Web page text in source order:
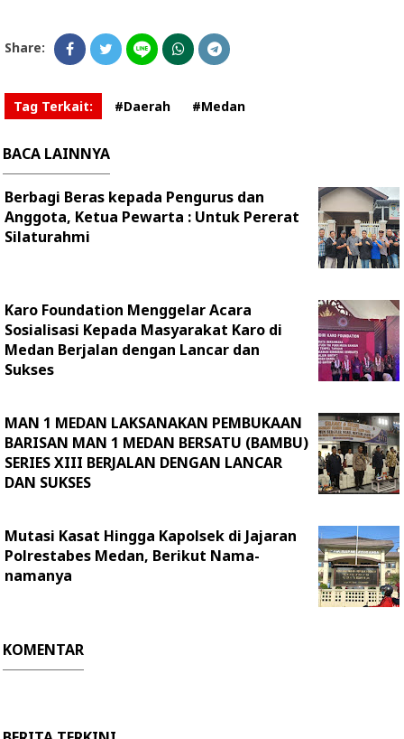
Share:
Tag Terkait: #Daerah #Medan
BACA LAINNYA
Berbagi Beras kepada Pengurus dan
Anggota, Ketua Pewarta : Untuk Pererat
Silaturahmi
Karo Foundation Menggelar Acara
Sosialisasi Kepada Masyarakat Karo di
Medan Berjalan dengan Lancar dan
Sukses
MAN 1 MEDAN LAKSANAKAN PEMBUKAAN
BARISAN MAN 1 MEDAN BERSATU (BAMBU)
SERIES XIII BERJALAN DENGAN LANCAR
DAN SUKSES
Mutasi Kasat Hingga Kapolsek di Jajaran
Polrestabes Medan, Berikut Nama-
namanya
KOMENTAR